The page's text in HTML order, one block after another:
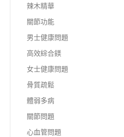
辣木精華
關節功能
男士健康問題
高效綜合鎂
女士健康問題
骨質疏鬆
體弱多病
關節問題
心血管問題